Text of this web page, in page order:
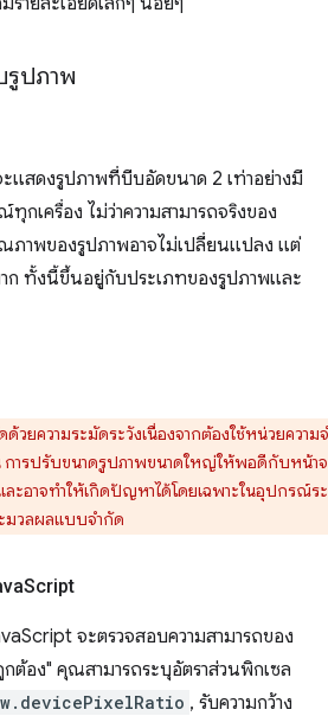
รูปภาพ
แสดงรูปภาพที่บีบอัดขนาด 2 เท่าอย่างมี
เครื่อง ไม่ว่าความสามารถจริงของ
ภาพของรูปภาพอาจไม่เปลี่ยนแปลง แต่
ก ทั้งนี้ขึ้นอยู่กับประเภทของรูปภาพและ
วยความระมัดระวังเนื่องจากต้องใช้หน่วยความ
การปรับขนาดรูปภาพขนาดใหญ่ให้พอดีกับหน้า
ะอาจทำให้เกิดปัญหาได้โดยเฉพาะในอุปกรณ์ร
มวลผลแบบจำกัด
Script
จะตรวจสอบความสามารถของ
อง" คุณสามารถระบุอัตราส่วนพิกเซล
, รับความกว้าง